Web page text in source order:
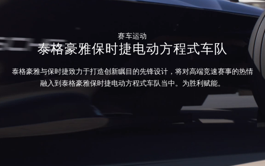
赛车运动
泰格豪雅保时捷电动方程式车队
泰格豪雅与保时捷致力于打造创新瞩目的先锋设计，将对高端竞速赛事的热情
融入到泰格豪雅保时捷电动方程式车队当中。为胜利赋能。